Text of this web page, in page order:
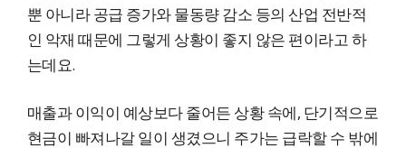
뿐 아니라 공급 증가와 물동량 감소 등의 산업 전반적
인 악재 때문에 그렇게 상황이 좋지 않은 편이라고 하
는데요.
매출과 이익이 예상보다 줄어든 상황 속에, 단기적으로
현금이 빠져나갈 일이 생겼으니 주가는 급락할 수 밖에